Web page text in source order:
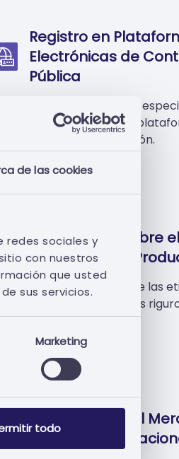
de las cookies
redes sociales y
con nuestros
que usted
sus servicios.
Marketing
todo
Registro en
Electrónicas de
Pública
una orientación
el registro seguro en
de contratación.
Conferencia sobre el
Etiquetado de
el cumplimiento de las
gracias a nuestros
de verificación.
Inscripción en el
Global de las